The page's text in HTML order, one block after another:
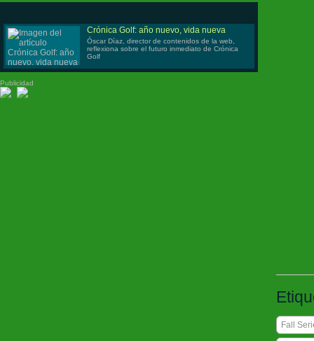
Fall
Crónica Golf: año nuevo, vida nueva
Óscar Díaz, director de contenidos de la web,
reflexiona sobre el futuro inmediato de Crónica
Golf
Publicidad